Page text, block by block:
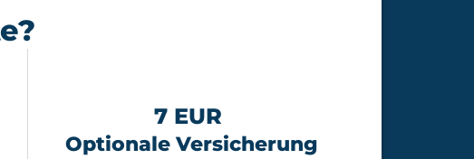
7 EUR
Optionale Versicherung